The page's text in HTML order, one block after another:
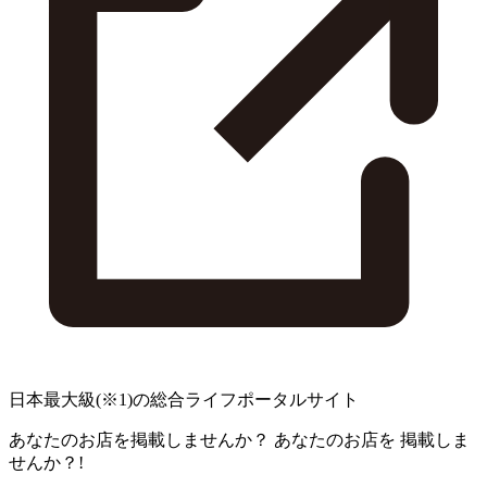
日本最大級(※1)の総合ライフポータルサイト
あなたのお店を掲載しませんか？ あなたのお店を 掲載しま
せんか？!